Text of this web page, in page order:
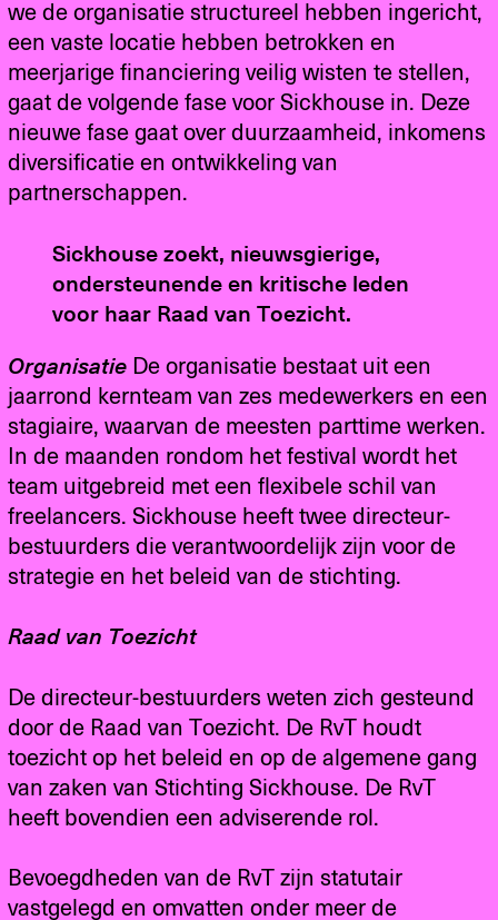
we de organisatie structureel hebben ingericht,
een vaste locatie hebben betrokken en
meerjarige financiering veilig wisten te stellen,
gaat de volgende fase voor Sickhouse in. Deze
nieuwe fase gaat over duurzaamheid, inkomens
diversificatie en ontwikkeling van
partnerschappen.
Sickhouse zoekt, nieuwsgierige,
ondersteunende en kritische leden
voor haar Raad van Toezicht.
Organisatie De organisatie bestaat uit een
jaarrond kernteam van zes medewerkers en een
stagiaire, waarvan de meesten parttime werken.
In de maanden rondom het festival wordt het
team uitgebreid met een flexibele schil van
freelancers. Sickhouse heeft twee directeur-
bestuurders die verantwoordelijk zijn voor de
strategie en het beleid van de stichting.
Raad van Toezicht
De directeur-bestuurders weten zich gesteund
door de Raad van Toezicht. De RvT houdt
toezicht op het beleid en op de algemene gang
van zaken van Stichting Sickhouse. De RvT
heeft bovendien een adviserende rol.
Bevoegdheden van de RvT zijn statutair
vastgelegd en omvatten onder meer de